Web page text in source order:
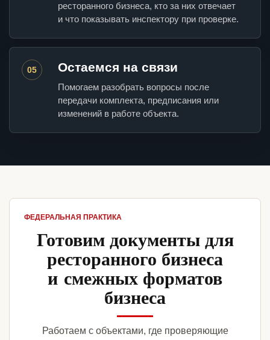
ресторанного бизнеса, кто за них отвечает
и что показывать инспектору при проверке.
05 Остаемся на связи
Помогаем разобрать вопросы после
передачи комплекта, предписания или
изменений в работе объекта.
ФЕДЕРАЛЬНАЯ ПРАКТИКА
Готовим документы для
ресторанного бизнеса
и смежных форматов
бизнеса
Работаем с объектами, где проверяющие